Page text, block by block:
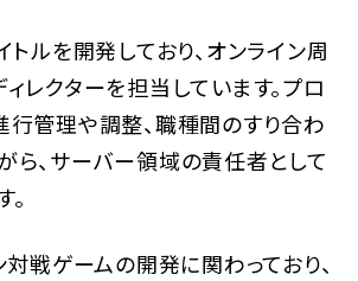
トルを開発しており、オンライン周
レクターを担当しています。プロ
行管理や調整、職種間のすり合わ
ら、サーバー領域の責任者として
対戦ゲームの開発に関わっており、